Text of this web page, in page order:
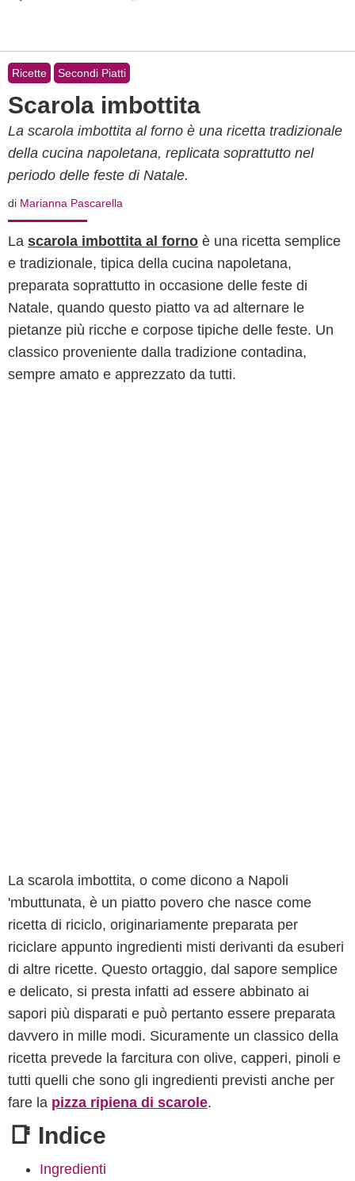
Ricette Secondi Piatti
Scarola imbottita
La scarola imbottita al forno è una ricetta tradizionale
della cucina napoletana, replicata soprattutto nel
periodo delle feste di Natale.
di Marianna Pascarella
La scarola imbottita al forno è una ricetta semplice
e tradizionale, tipica della cucina napoletana,
preparata soprattutto in occasione delle feste di
Natale, quando questo piatto va ad alternare le
pietanze più ricche e corpose tipiche delle feste. Un
classico proveniente dalla tradizione contadina,
sempre amato e apprezzato da tutti.
La scarola imbottita, o come dicono a Napoli
'mbuttunata, è un piatto povero che nasce come
ricetta di riciclo, originariamente preparata per
riciclare appunto ingredienti misti derivanti da esuberi
di altre ricette. Questo ortaggio, dal sapore semplice
e delicato, si presta infatti ad essere abbinato ai
sapori più disparati e può pertanto essere preparata
davvero in mille modi. Sicuramente un classico della
ricetta prevede la farcitura con olive, capperi, pinoli e
tutti quelli che sono gli ingredienti previsti anche per
fare la pizza ripiena di scarole.
📑 Indice
Ingredienti